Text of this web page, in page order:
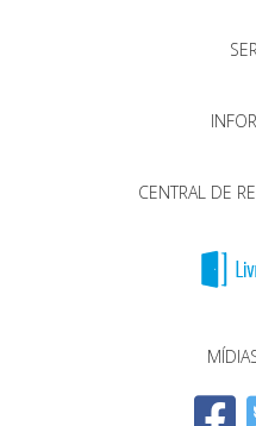
CENTRAL DE